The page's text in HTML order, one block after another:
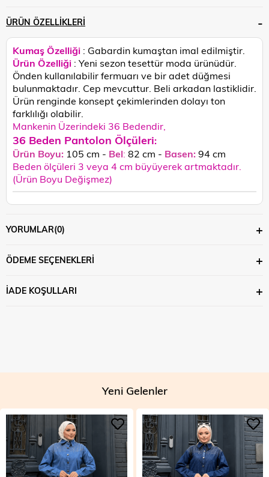
ÜRÜN ÖZELLIKLERI
Kumaş Özelliği : Gabardin kumaştan imal edilmiştir.
Ürün Özelliği : Yeni sezon tesettür moda ürünüdür.
Önden kullanılabilir fermuarı ve bir adet düğmesi
bulunmaktadır. Cep mevcuttur. Beli arkadan lastiklidir.
Ürün renginde konsept çekimlerinden dolayı ton
farklılığı olabilir.
Mankenin Üzerindeki 36 Bedendir,
36 Beden Pantolon Ölçüleri:
Ürün Boyu: 105 cm - Bel: 82 cm - Basen:94 cm
Beden ölçüleri 3 veya 4 cm büyüyerek artmaktadır.
(Ürün Boyu Değişmez)
YORUMLAR(0)
ÖDEME SEÇENEKLERI
İADE KOŞULLARI
Yeni Gelenler